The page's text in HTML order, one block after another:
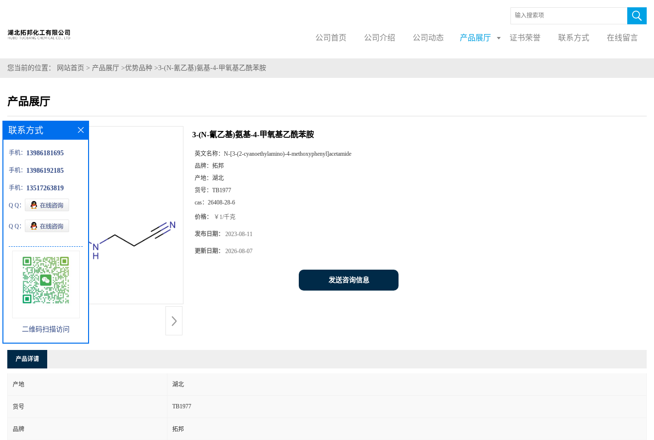
公司首页 公司介绍 公司动态 产品展厅 证书荣誉 联系方式 在线留言
您当前的位置： 网站首页 > 产品展厅 >优势品种 >3-(N-氰乙基)氨基-4-甲氧基乙酰苯胺
产品展厅
3-(N-氰乙基)氨基-4-甲氧基乙酰苯胺
英文名称： N-[3-(2-cyanoethylamino)-4-methoxyphenyl]acetamide
品牌： 拓邦
产地： 湖北
货号： TB1977
cas： 26408-28-6
价格： ￥1/千克
发布日期： 2023-08-11
更新日期： 2026-08-07
发送咨询信息
产品详请
产地 湖北
货号 TB1977
品牌 拓邦
联系方式
手机： 13986181695
手机： 13986192185
手机： 13517263819
Q Q：
Q Q：
二维码扫描访问